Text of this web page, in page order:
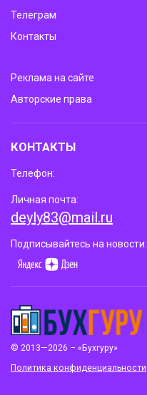
© 2013—2026 – «Бухгуру»
Политика конфиденциальности
Телеграм
Контакты
Реклама на сайте
Авторские права
КОНТАКТЫ
Телефон:
Личная почта:
deyly83@mail.ru
Подписывайтесь на новости: